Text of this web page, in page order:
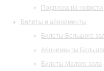
Подписка на новости
Билеты и абонементы
Билеты Большого
Абонементы
Билеты Малого зала